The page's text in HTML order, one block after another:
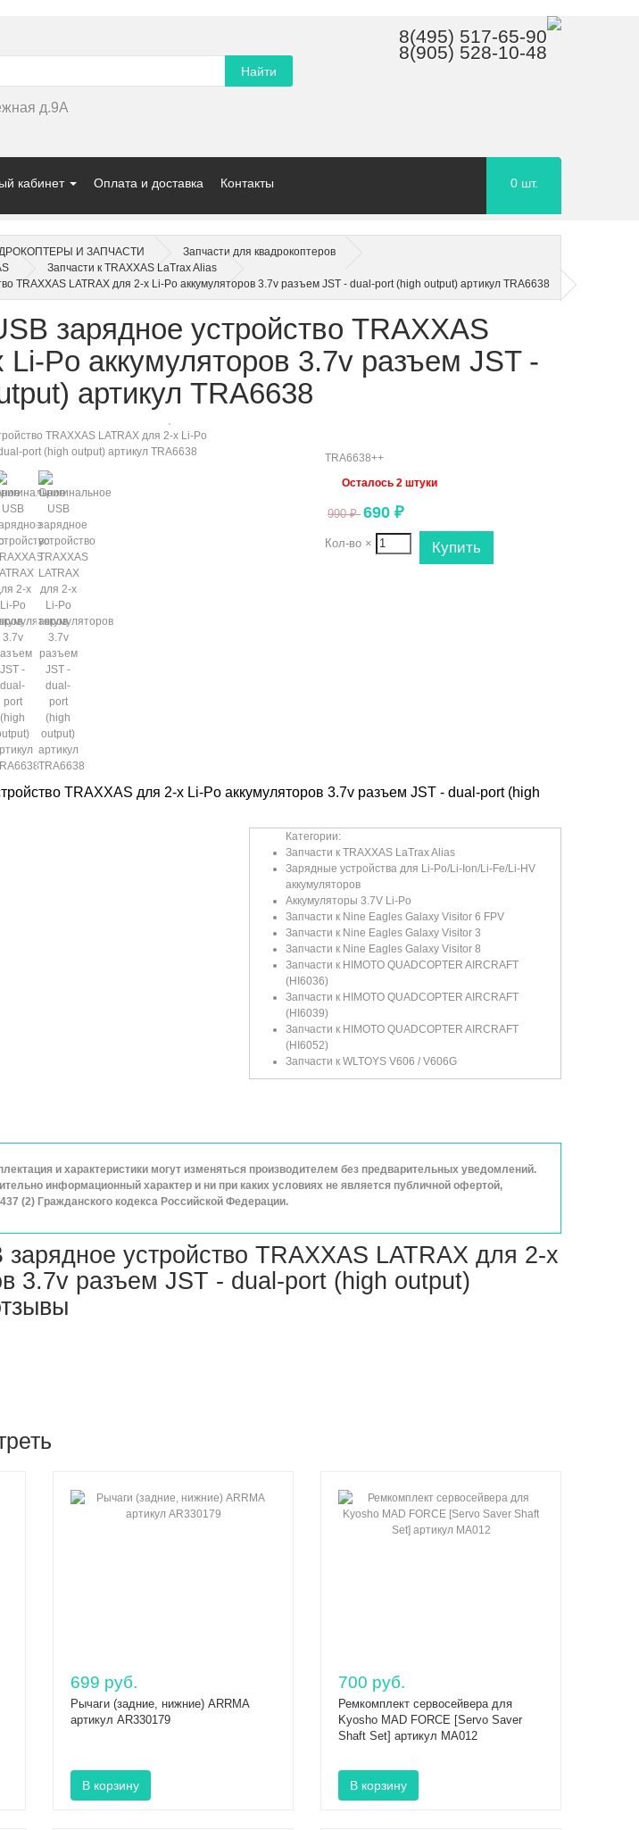
д.9А
8(495) 517-65-90
8(905) 528-10-48
кабинет Оплата и доставка Контакты 0 шт.
И ЗАПЧАСТИ
Запчасти для квадрокоптеров
Запчасти к TRAXXAS LaTrax Alias
TRAXXAS LATRAX для 2-х Li-Po аккумуляторов 3.7v разъем JST - dual-port (high output) артикул TRA6638
зарядное устройство TRAXXAS
Li-Po аккумуляторов 3.7v разъем JST -
артикул TRA6638
TRA6638++
Осталось 2 штуки
990₽ 690 ₽
Кол-во ×
TRAXXAS для 2-х Li-Po аккумуляторов 3.7v разъем JST - dual-port (high
Категории:
Запчасти к TRAXXAS LaTrax Alias
Зарядные устройства для Li-Po/Li-Ion/Li-Fe/Li-HV
аккумуляторов
Аккумуляторы 3.7V Li-Po
Запчасти к Nine Eagles Galaxy Visitor 6 FPV
Запчасти к Nine Eagles Galaxy Visitor 3
Запчасти к Nine Eagles Galaxy Visitor 8
Запчасти к HIMOTO QUADCOPTER AIRCRAFT
(HI6036)
Запчасти к HIMOTO QUADCOPTER AIRCRAFT
(HI6039)
Запчасти к HIMOTO QUADCOPTER AIRCRAFT
(HI6052)
Запчасти к WLTOYS V606 / V606G
и характеристики могут изменяться производителем без предварительных уведомлений.
информационный характер и ни при каких условиях не является публичной офертой,
(2) Гражданского кодекса Российской Федерации.
устройство TRAXXAS LATRAX для 2-х
3.7v разъем JST - dual-port (high output)
699 руб.
Рычаги (задние, нижние) ARRMA
артикул AR330179
700 руб.
Ремкомплект сервосейвера для
Kyosho MAD FORCE [Servo Saver
Shaft Set] aртикул MA012